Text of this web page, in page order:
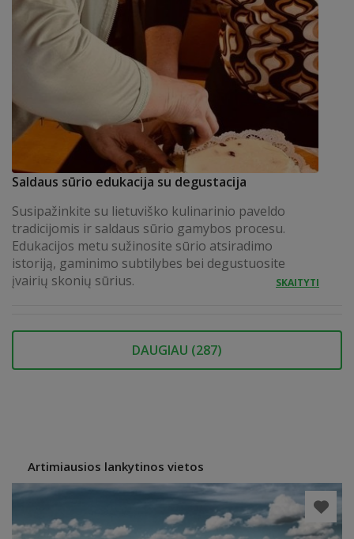
Saldaus sūrio edukacija su degustacija
Susipažinkite su lietuviško kulinarinio paveldo
tradicijomis ir saldaus sūrio gamybos procesu.
Edukacijos metu sužinosite sūrio atsiradimo
istoriją, gaminimo subtilybes bei degustuosite
įvairių skonių sūrius.
SKAITYTI
DAUGIAU (287)
Artimiausios lankytinos vietos